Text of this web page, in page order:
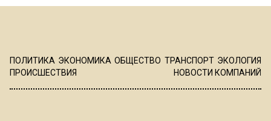
ПОЛИТИКА ЭКОНОМИКА ОБЩЕСТВО ТРАНСПОРТ ЭКОЛОГИЯ
ПРОИСШЕСТВИЯ
НОВОСТИ КОМПАНИЙ